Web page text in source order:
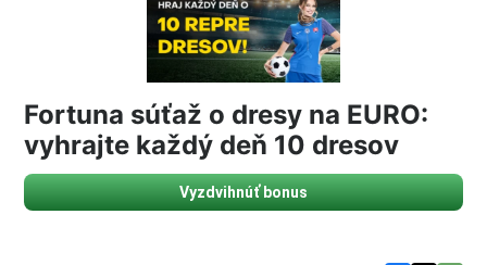
Fortuna súťaž o dresy na EURO:
vyhrajte každý deň 10 dresov
Vyzdvihnúť bonus